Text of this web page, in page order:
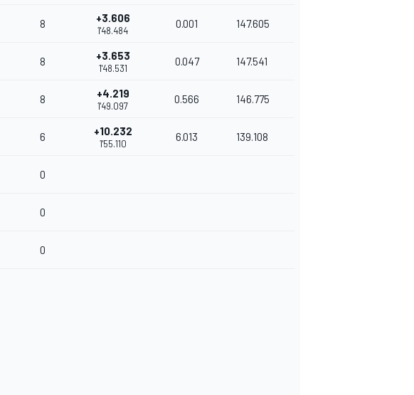
8 +3.606
1'48.484
0.001 147.605
8 +3.653
1'48.531
0.047 147.541
8 +4.219
1'49.097
0.566 146.775
6 +10.232
1'55.110
6.013 139.108
0
0
0